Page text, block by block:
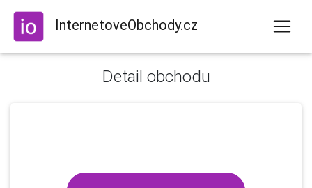
InternetoveObchody.cz
Detail obchodu